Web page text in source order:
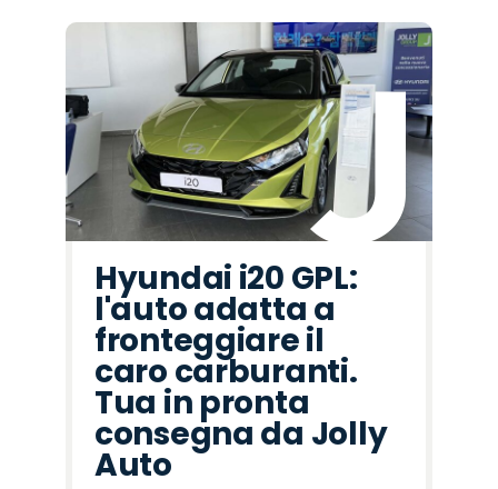
Hyundai i20 GPL:
l'auto adatta a
fronteggiare il
caro carburanti.
Tua in pronta
consegna da Jolly
Auto